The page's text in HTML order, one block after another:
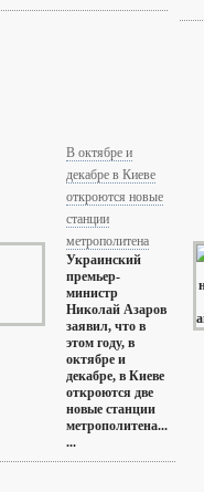
В октябре и
декабре в Киеве
откроются новые
станции
метрополитена
Украинский
премьер-
министр
Николай Азаров
заявил, что в
этом году, в
октябре и
декабре, в Киеве
откроются две
новые станции
метрополитена...
...